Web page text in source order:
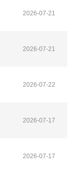
2026-07-21
2026-07-21
2026-07-22
2026-07-17
2026-07-17